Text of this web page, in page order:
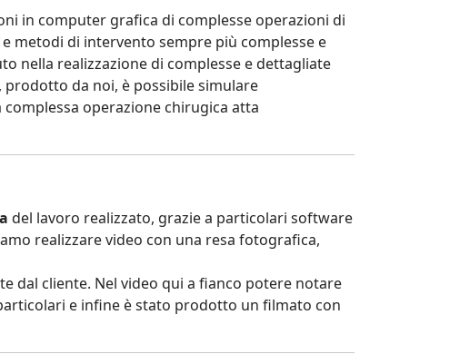
in computer grafica di complesse operazioni di
metodi di intervento sempre più complesse e
nella realizzazione di complesse e dettagliate
prodotto da noi, è possibile simulare
operazione chirugica atta
del lavoro realizzato, grazie a particolari software
realizzare video con una resa fotografica,
dal cliente. Nel video qui a fianco potere notare
e infine è stato prodotto un filmato con